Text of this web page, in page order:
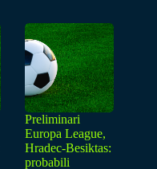
Preliminari
Europa League,
Hradec-Besiktas:
probabili